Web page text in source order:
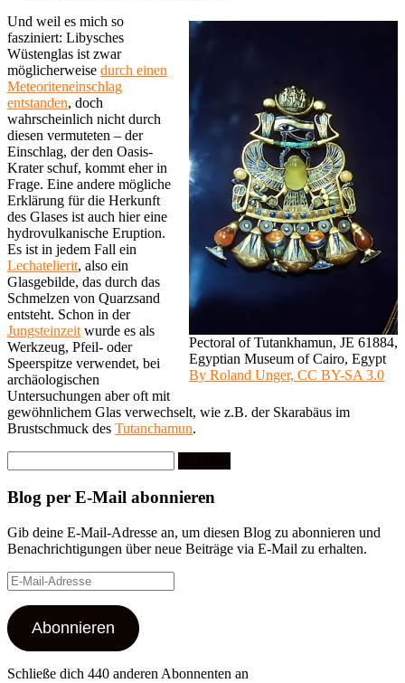
Pectoral of Tutankhamun, JE 61884,
Egyptian Museum of Cairo, Egypt
By Roland Unger, CC BY-SA 3.0
Und weil es mich so
fasziniert: Libysches
Wüstenglas ist zwar
möglicherweise durch einen
Meteoriteneinschlag
entstanden, doch
wahrscheinlich nicht durch
diesen vermuteten – der
Einschlag, der den Oasis-
Krater schuf, kommt eher in
Frage. Eine andere mögliche
Erklärung für die Herkunft
des Glases ist auch hier eine
hydrovulkanische Eruption.
Es ist in jedem Fall ein
Lechatelierit, also ein
Glasgebilde, das durch das
Schmelzen von Quarzsand
entsteht. Schon in der
Jungsteinzeitwurde es als
Werkzeug, Pfeil- oder
Speerspitze verwendet, bei
archäologischen
Untersuchungen aber oft mit
gewöhnlichem Glas verwechselt, wie z.B. der Skarabäus im
Brustschmuck des Tutanchamun.
nach:
Blog per E-Mail abonnieren
Gib deine E-Mail-Adresse an, um diesen Blog zu abonnieren und
Benachrichtigungen über neue Beiträge via E-Mail zu erhalten.
E-
Mail-
Adresse
Abonnieren
Schließe dich 440 anderen Abonnenten an